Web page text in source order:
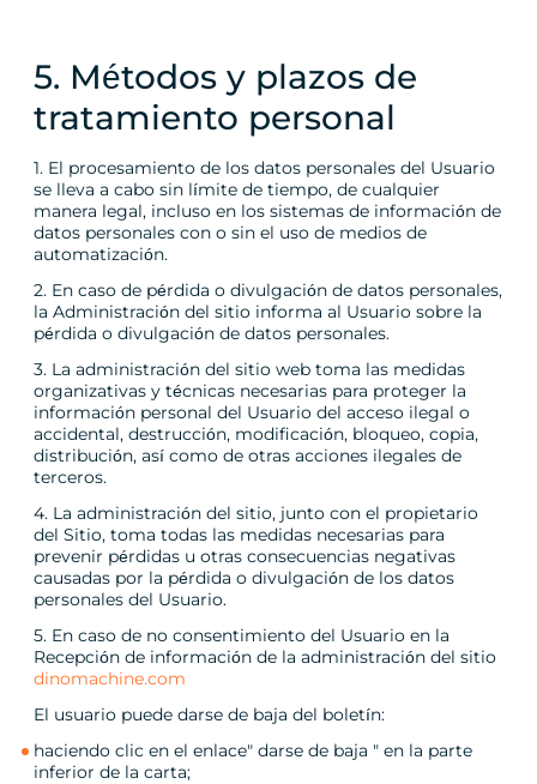
5. Métodos y plazos de
tratamiento personal
1. El procesamiento de los datos personales del Usuario
se lleva a cabo sin límite de tiempo, de cualquier
manera legal, incluso en los sistemas de información de
datos personales con o sin el uso de medios de
automatización.
2. En caso de pérdida o divulgación de datos personales,
la Administración del sitio informa al Usuario sobre la
pérdida o divulgación de datos personales.
3. La administración del sitio web toma las medidas
organizativas y técnicas necesarias para proteger la
información personal del Usuario del acceso ilegal o
accidental, destrucción, modificación, bloqueo, copia,
distribución, así como de otras acciones ilegales de
terceros.
4. La administración del sitio, junto con el propietario
del Sitio, toma todas las medidas necesarias para
prevenir pérdidas u otras consecuencias negativas
causadas por la pérdida o divulgación de los datos
personales del Usuario.
5. En caso de no consentimiento del Usuario en la
Recepción de información de la administración del sitio
dinomachine.com
El usuario puede darse de baja del boletín:
haciendo clic en el enlace" darse de baja " en la parte
inferior de la carta;